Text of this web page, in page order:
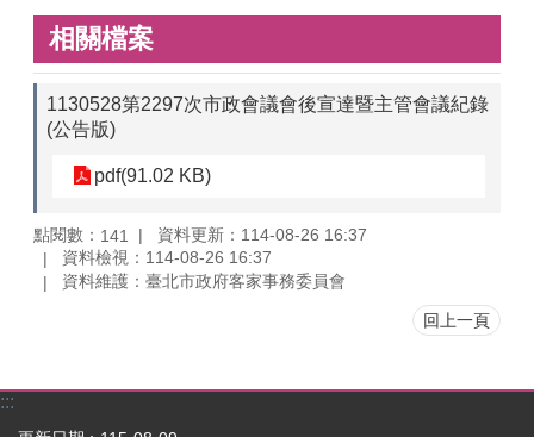
相關檔案
1130528第2297次市政會議會後宣達暨主管會議紀錄
(公告版)
pdf(91.02 KB)
點閱數： 141
資料更新：114-08-26 16:37
資料檢視：114-08-26 16:37
資料維護：臺北市政府客家事務委員會
回上一頁
:::